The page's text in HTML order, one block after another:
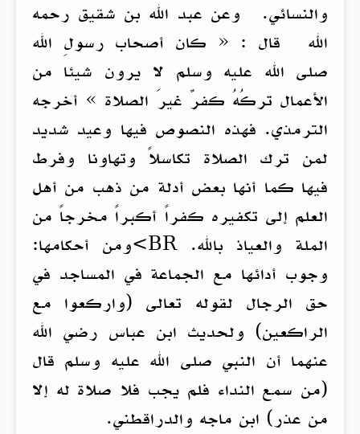
والنسائي. وعن عبد الله بن شقيق رحمه
الله قال : « كان أصحاب رسولِ الله
صلى الله عليه وسلم لا يرون شيئا من
الأعمال تركُهُ كفرٌ غيرَ الصلاة » أخرجه
الترمذي. فهذه النصوص فيها وعيد شديد
لمن ترك الصلاة تكاسلاً وتهاونا وفرط
فيها كما أنها بعض أدلة من ذهب من أهل
العلم إلى تكفيره كفراً أكبراً مخرجاً من
الملة والعياذ بالله. BR>ومن أحكامها:
وجوب أدائها مع الجماعة في المساجد في
حق الرجال لقوله تعالى (واركعوا مع
الراكعين) ولحديث ابن عباس رضي الله
عنهما أن النبي صلى الله عليه وسلم قال
(من سمع النداء فلم يجب فلا صلاة له إلا
من عذر) ابن ماجه والدراقطني.